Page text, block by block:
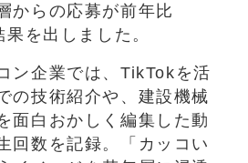
からの応募が前年比
を出しました。
ン企業では、TikTokを活
の技術紹介や、建設機械
面白おかしく編集した動
回数を記録。「カッコい